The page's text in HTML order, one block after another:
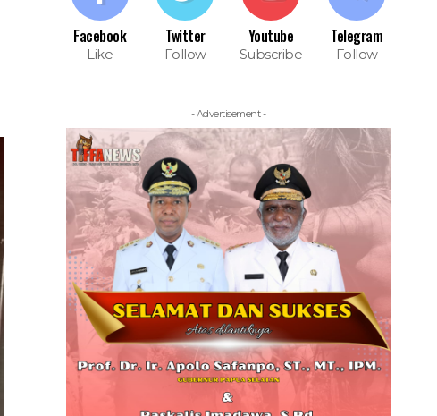
Facebook
Like
Twitter
Follow
Youtube
Subscribe
Telegram
Follow
- Advertisement -